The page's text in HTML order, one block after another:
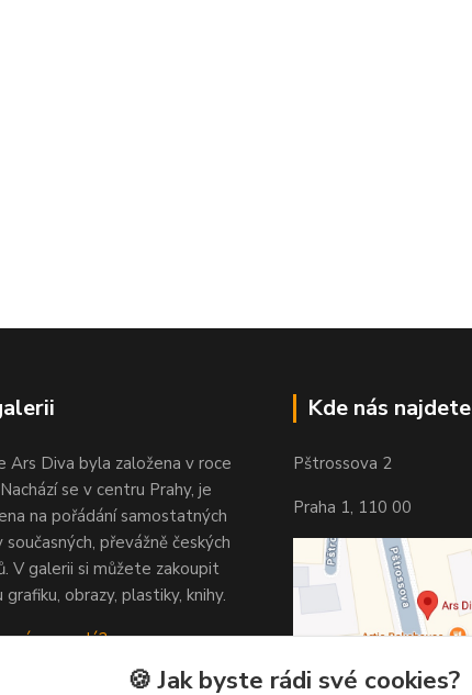
Ars Diva byla založena v roce
se v centru Prahy, je
na pořádání samostatných
převážně českých
V galerii si můžete zakoupit
grafiku, obrazy, plastiky, knihy.
nás vypadá?
Kde nás najdete
Pštrossova 2
Praha 1, 110 00
🍪 Jak byste rádi své cookies?